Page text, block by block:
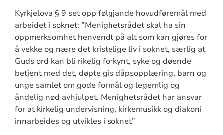
Kyrkjelova § 9 set opp følgjande hovudføremål med
arbeidet i soknet: ”Menighetsrådet skal ha sin
oppmerksomhet henvendt på alt som kan gjøres for
å vekke og nære det kristelige liv i soknet, særlig at
Guds ord kan bli rikelig forkynt, syke og døende
betjent med det, døpte gis dåpsopplæring, barn og
unge samlet om gode formål og legemlig og
åndelig nød avhjulpet. Menighetsrådet har ansvar
for at kirkelig undervisning, kirkemusikk og diakoni
innarbeides og utvikles i soknet”